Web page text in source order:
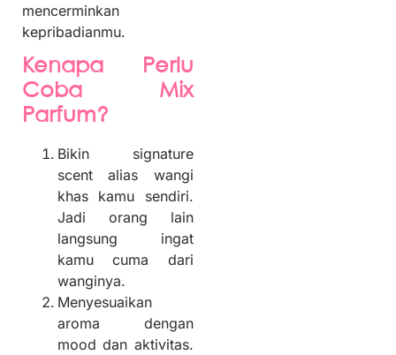
mencerminkan
kepribadianmu.
Kenapa Perlu
Coba Mix
Parfum?
Bikin signature
scent alias wangi
khas kamu sendiri.
Jadi orang lain
langsung ingat
kamu cuma dari
wanginya.
Menyesuaikan
aroma dengan
mood dan aktivitas.